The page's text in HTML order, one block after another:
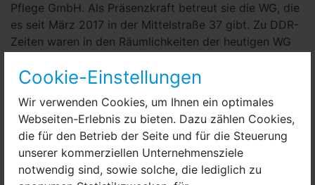
Cookie-Einstellungen
Wir verwenden Cookies, um Ihnen ein optimales
Webseiten-Erlebnis zu bieten. Dazu zählen Cookies,
die für den Betrieb der Seite und für die Steuerung
unserer kommerziellen Unternehmensziele
notwendig sind, sowie solche, die lediglich zu
Pflege GmbH. Als Präsenzkraft betreut sie die WG, die
es seit März 2017 in der Mittelstraße 37 gibt. Zu DDR-
Zeiten waren in den Räumlichkeiten der heutigen WG
Begleitet wurden die Hort-Kinder von der Erzieherin
Jana Grimm von der Dr. Georg Graf von Arco-
Oberschule mit Grundschulteil. „Die Kinder freuen sich
sehr, wenn sie ihre Freunde aus der WG abholen und
dann gemeinsam etwas unternehmen, wie neulich, als
an der Arco-Schule der Erste Spatenstich stattfand“,